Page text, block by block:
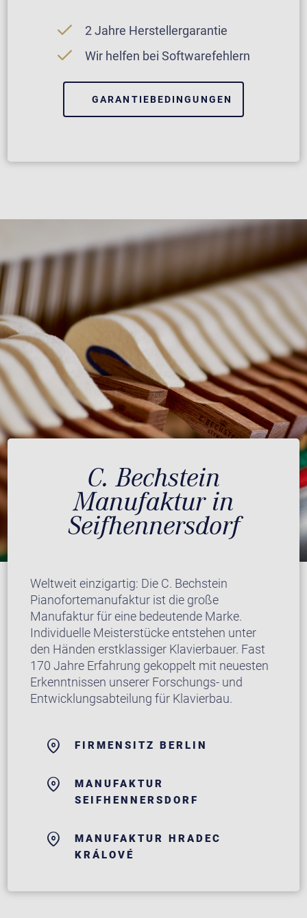
2 Jahre Herstellergarantie
Wir helfen bei Softwarefehlern
GARANTIEBEDINGUNGEN
C. Bechstein
Manufaktur in
Seifhennersdorf
Weltweit einzigartig: Die C. Bechstein
Pianofortemanufaktur ist die große
Manufaktur für eine bedeutende Marke.
Individuelle Meisterstücke entstehen unter
den Händen erstklassiger Klavierbauer. Fast
170 Jahre Erfahrung gekoppelt mit neuesten
Erkenntnissen unserer Forschungs- und
Entwicklungsabteilung für Klavierbau.
FIRMENSITZ BERLIN
MANUFAKTUR
SEIFHENNERSDORF
MANUFAKTUR HRADEC
KRÁLOVÉ